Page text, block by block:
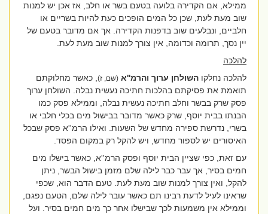
ממילא, אם הקדירה בלועה בטעם בשר או חלב, אז אכן יש למנות
שוב מעת לעת, שכן כל המים הופכים כעת להיות בשריים או
חלביים, ונבלעים שוב בדפנות הקדירה. אך אם מדובר בטעם של
יין נסך, תרומה וכדומה, אין צורך למנות שוב מעת לעת.
להלכה
להלכה נחלקוהשולחן ערוך והרמ''א (שם, ז) , כאשר מחלוקתם
תואמת את פסיקתם בהלכות חתיכה נעשית נבלה. השולחן ערוך
פסק שרק בבשר וחלב חתיכה נעשית נבלה, וממילא פסק כמו
הבנתו בבית יוסף, שרק כאשר מדובר בבישול מים בכלי חלבי או
בשרי, נדרשת ספירה מחדש של השעות. ואילו הרמ''א פסק שבכל
האיסורים יש לספור מחדש, ויש להקל רק במקום הפסד.
עם זאת, כפי שציין הבית יוסף ופסק הרמ''א, כאשר בישלו מים
חמים בסיר, אך עבר כבר לילה שלם מזמן בישול הבשר, ניתן
להקל, ואין צורך למנות שוב מעת לעת. טעם הדבר הוא, שכפי
שראינו לעיל לדעת רבינו תם כאשר עובר לילה שלם, הטעם נפגם,
וממילא אין משמעות לכך שבישלו אחר כך מים חמים בסיר. ועל